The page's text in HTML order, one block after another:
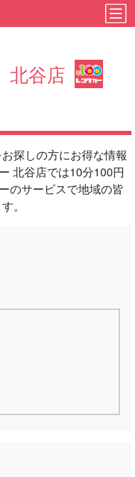
北谷店
探しの方にお得な情報
北谷店では10分100円
のサービスで地域の皆
。